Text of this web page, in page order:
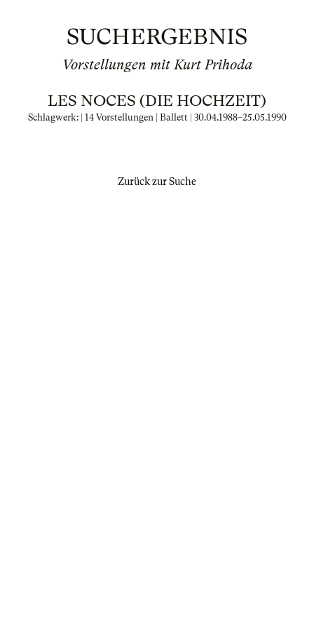
SUCHERGEBNIS
Vorstellungen mit Kurt Prihoda
LES NOCES (DIE HOCHZEIT)
Schlagwerk: | 14 Vorstellungen | Ballett | 30.04.1988–25.05.1990
Zurück zur Suche